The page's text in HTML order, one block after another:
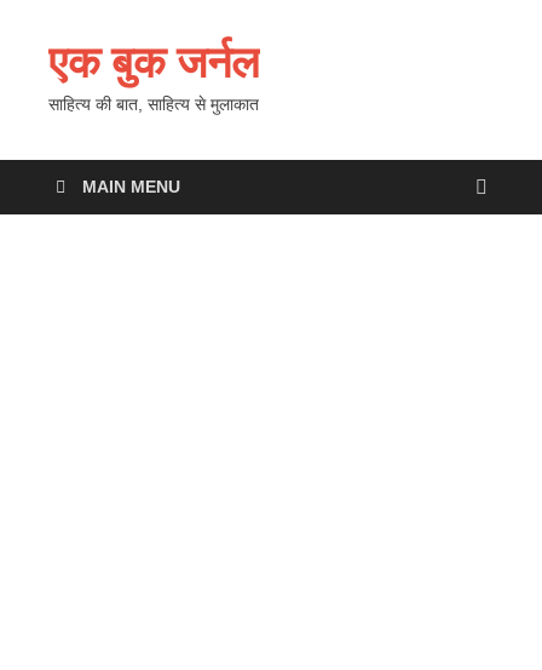
एक बुक जर्नल
साहित्य की बात, साहित्य से मुलाकात
MAIN MENU